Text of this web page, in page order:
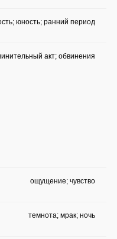
юность; ранний период
акт; обвинения
ощущение; чувство
темнота; мрак; ночь